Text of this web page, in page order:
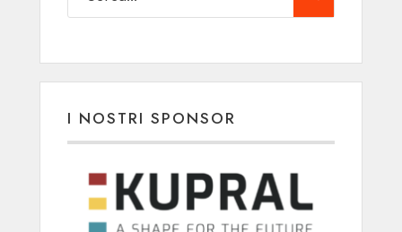
I NOSTRI SPONSOR